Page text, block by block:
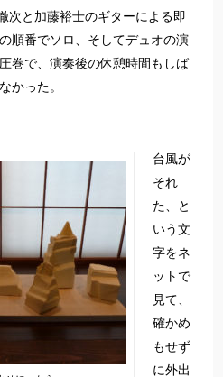
次と加藤裕士のギターによる即
順番でソロ、そしてデュオの演
巻で、演奏後の休憩時間もしば
かった。
台風が
それ
た、と
いう文
字をネ
ットで
見て、
確かめ
もせず
に外出